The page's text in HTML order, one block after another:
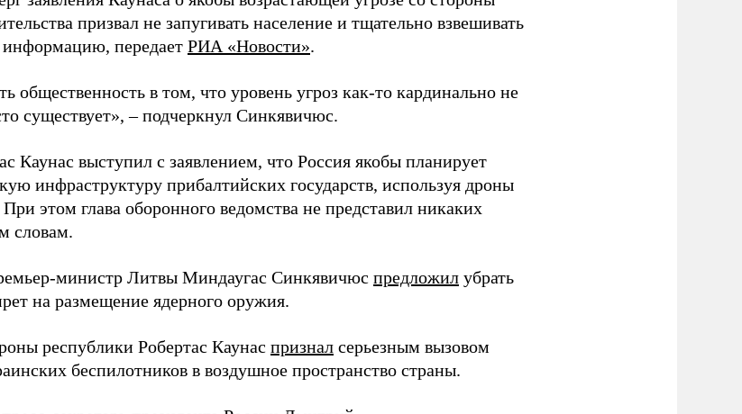
призвал не запугивать население и тщательно взвешивать
передает РИА «Новости».
общественность в том, что уровень угроз как-то кардинально не
существует», – подчеркнул Синкявичюс.
Каунас выступил с заявлением, что Россия якобы планирует
инфраструктуру прибалтийских государств, используя дроны
этом глава оборонного ведомства не представил никаких
словам.
министр Литвы Миндаугас Синкявичюс предложил убрать
на размещение ядерного оружия.
республики Робертас Каунас признал серьезным вызовом
беспилотников в воздушное пространство страны.